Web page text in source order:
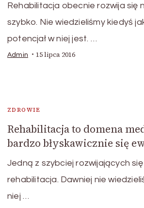
Rehabilitacja obecnie rozwija się
szybko. Nie wiedzieliśmy kiedyś
potencjał w niej jest. …
Admin 15 lipca 2016
ZDROWIE
Rehabilitacja to domena
bardzo błyskawicznie się
Jedną z szybciej rozwijających
rehabilitacja. Dawniej nie
niej …